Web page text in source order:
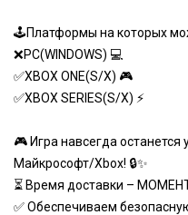
🕹Платформы на которых
❌PC(WINDOWS) 💻
✅XBOX ONE(S/X) 🎮
✅XBOX SERIES(S/X) ⚡️
🎮 Игра навсегда останется
Майкрософт/Xbox! 🔒✨
⏳ Время доставки –
✅ Обеспечиваем